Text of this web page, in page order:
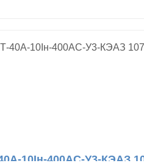
10Iн-400AC-У3-КЭАЗ